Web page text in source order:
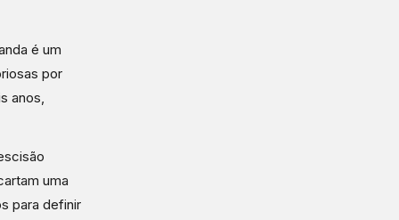
é um
por
anos,
uma
para definir